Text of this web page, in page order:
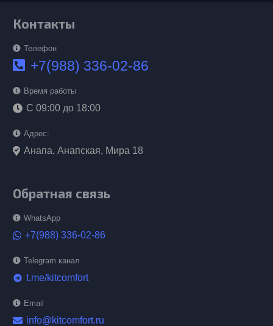
Контакты
Телефон
+7(988) 336-02-86
Время работы
С 09:00 до 18:00
Адрес:
Анапа, Анапская, Мира 18
Обратная связь
WhatsApp
+7(988) 336-02-86
Telegram канал
telegram t.me/kitcomfort
Email
info@kitcomfort.ru